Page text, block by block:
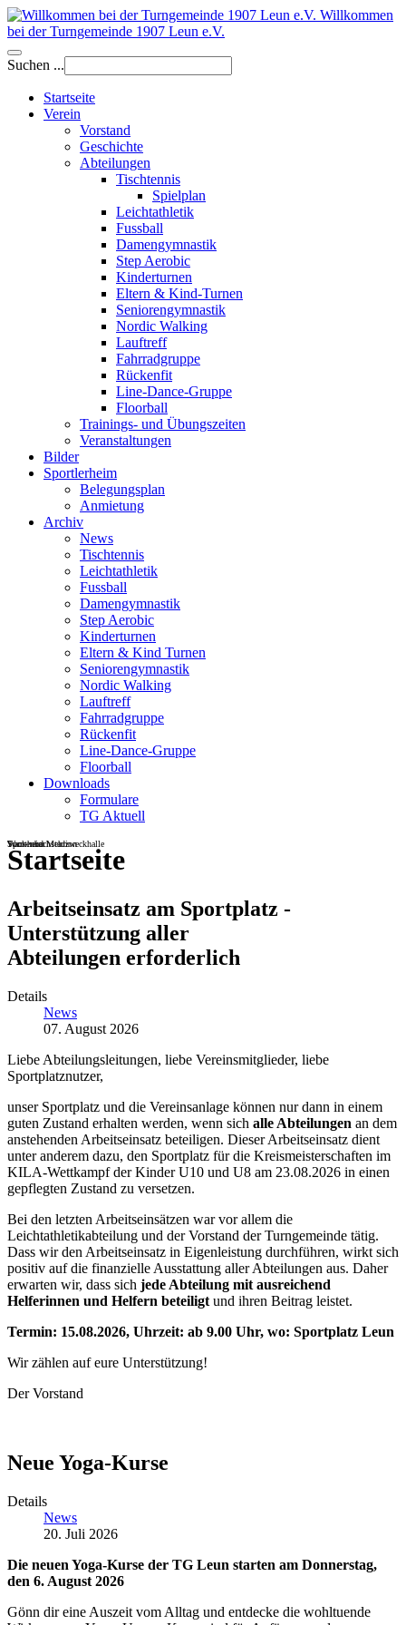
Willkommen
bei der Turngemeinde 1907 Leun e.V.
Suchen ...
Startseite
Verein
Vorstand
Geschichte
Abteilungen
Tischtennis
Spielplan
Leichtathletik
Fussball
Damengymnastik
Step Aerobic
Kinderturnen
Eltern & Kind-Turnen
Seniorengymnastik
Nordic Walking
Lauftreff
Fahrradgruppe
Rückenfit
Line-Dance-Gruppe
Floorball
Trainings- und Übungszeiten
Veranstaltungen
Bilder
Sportlerheim
Belegungsplan
Anmietung
Archiv
News
Tischtennis
Leichtathletik
Fussball
Damengymnastik
Step Aerobic
Kinderturnen
Eltern & Kind Turnen
Seniorengymnastik
Nordic Walking
Lauftreff
Fahrradgruppe
Rückenfit
Line-Dance-Gruppe
Floorball
Downloads
Formulare
TG Aktuell
Sportheim
Turn- und Mehrzweckhalle
Wackenbachstadion
Startseite
Arbeitseinsatz am Sportplatz -
Unterstützung aller
Abteilungen erforderlich
Details
News
07. August 2026
Liebe Abteilungsleitungen, liebe Vereinsmitglieder, liebe
Sportplatznutzer,
unser Sportplatz und die Vereinsanlage können nur dann in einem
guten Zustand erhalten werden, wenn sich alle Abteilungen an dem
anstehenden Arbeitseinsatz beteiligen. Dieser Arbeitseinsatz dient
unter anderem dazu, den Sportplatz für die Kreismeisterschaften im
KILA-Wettkampf der Kinder U10 und U8 am 23.08.2026 in einen
gepflegten Zustand zu versetzen.
Bei den letzten Arbeitseinsätzen war vor allem die
Leichtathletikabteilung und der Vorstand der Turngemeinde tätig.
Dass wir den Arbeitseinsatz in Eigenleistung durchführen, wirkt sich
positiv auf die finanzielle Ausstattung aller Abteilungen aus. Daher
erwarten wir, dass sich jede Abteilung mit ausreichend
Helferinnen und Helfern beteiligt und ihren Beitrag leistet.
Termin: 15.08.2026, Uhrzeit: ab 9.00 Uhr, wo: Sportplatz Leun
Wir zählen auf eure Unterstützung!
Der Vorstand
Neue Yoga-Kurse
Details
News
20. Juli 2026
Die neuen Yoga-Kurse der TG Leun starten am Donnerstag,
den 6. August 2026
Gönn dir eine Auszeit vom Alltag und entdecke die wohltuende